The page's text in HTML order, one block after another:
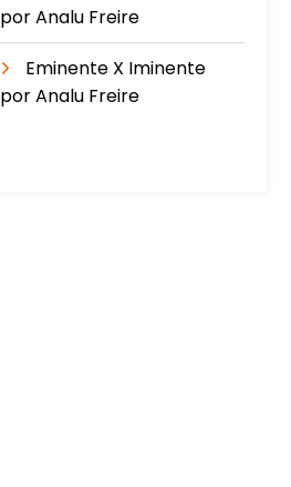
por Analu Freire
Eminente X Iminente
por Analu Freire